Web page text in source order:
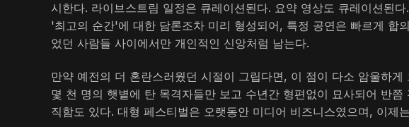
시한다. 라이브스트림 일정은 큐레이션된다. 요약 영상도 큐레이션된
'최고의 순간'에 대한 담론조차 미리 형성되어, 특정 공연은 빠르게 합
었던 사람들 사이에서만 개인적인 신앙처럼 남는다.
만약 예전의 더 혼란스러웠던 시절이 그립다면, 이 점이 다소 암울하
몇 천 명의 햇볕에 탄 목격자들만 보고 수년간 형편없이 묘사되어 반
직함도 있다. 대형 페스티벌은 오랫동안 미디어 비즈니스였으며, 이제